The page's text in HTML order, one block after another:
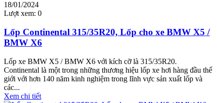
18/01/2024
Lượt xem: 0
Lốp Continental 315/35R20, Lốp cho xe BMW X5 /
BMW X6
Lốp xe BMW X5 / BMW X6 với kích cỡ là 315/35R20.
Continental là một trong những thương hiệu lốp xe hơi hàng đầu thế
giới với hơn 140 năm kinh nghiệm trong lĩnh vực sản xuất lốp và
các...
Xem chi tiết